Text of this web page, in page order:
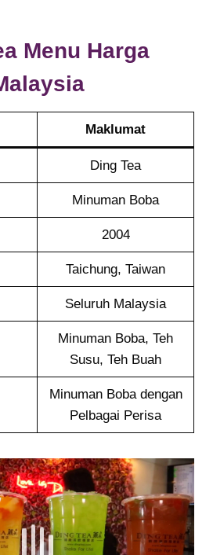
Menu Harga
Maklumat
Ding Tea
Minuman Boba
2004
Taichung, Taiwan
Seluruh Malaysia
Minuman Boba, Teh
Susu, Teh Buah
Minuman Boba dengan
Pelbagai Perisa